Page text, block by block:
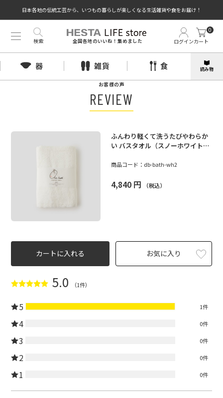
日本各地の伝統工芸から、いつもの暮らしが楽しくなる生活雑貨や食をお届け！
全国各地のいいね！集めました ログインカート
0
検索
器 雑貨 食 読み物
お客様の声
REVIEW
ふんわり軽くて洗うたびやわらか
い バスタオル（スノーホワイト）
商品コード： db-bath-wh2
4,840 円 （税込）
カートに入れる お気に入り
5.0 （1件）
5 1件
4 0件
3 0件
2 0件
1 0件